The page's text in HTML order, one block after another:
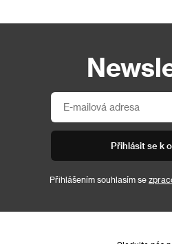
Přihlásit se k
Přihlášením souhlasím se